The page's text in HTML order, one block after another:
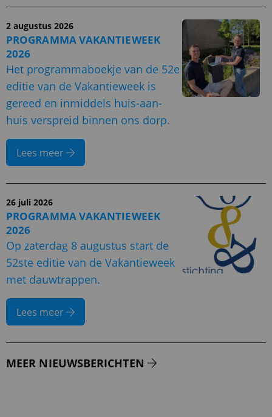
2 augustus 2026
PROGRAMMA VAKANTIEWEEK
2026
Het programmaboekje van de 52e
editie van de Vakantieweek is
gereed en inmiddels huis-aan-
huis verspreid binnen ons dorp.
Lees meer
26 juli 2026
PROGRAMMA VAKANTIEWEEK
2026
Op zaterdag 8 augustus start de
52ste editie van de Vakantieweek
met dauwtrappen.
Lees meer
MEER NIEUWSBERICHTEN